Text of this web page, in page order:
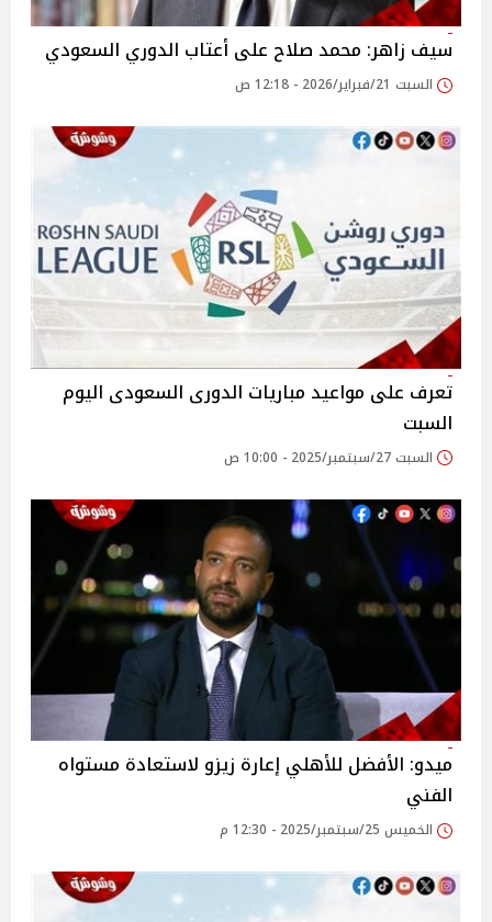
سيف زاهر: محمد صلاح على أعتاب الدوري السعودي
السبت 21/فبراير/2026 - 12:18 ص
تعرف على مواعيد مباريات الدورى السعودى اليوم
السبت
السبت 27/سبتمبر/2025 - 10:00 ص
ميدو: الأفضل للأهلي إعارة زيزو لاستعادة مستواه
الفني
الخميس 25/سبتمبر/2025 - 12:30 م